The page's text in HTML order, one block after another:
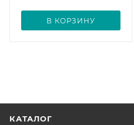
В КОРЗИНУ
КАТАЛОГ